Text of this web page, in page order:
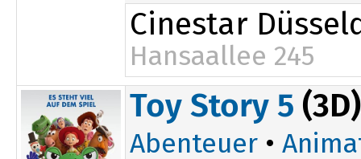
Cinestar
Hansaallee 245
14:25
17:50
Toy Story 5 (3D)
Abenteuer •